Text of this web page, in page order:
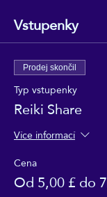
Vstupenky
Prodej skončil
Typ vstupenky
Reiki Share
Více informací
Cena
Od 5,00 £ do